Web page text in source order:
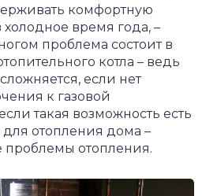
комфортную
время года, –
проблема состоит в
котла – ведь
если нет
к газовой
такая возможность есть
для отопления дома –
отопления.